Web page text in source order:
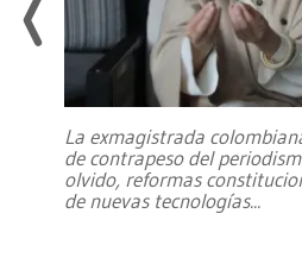
La exmagistrada
de contrapeso del
olvido, reformas
de nuevas tecnologías...